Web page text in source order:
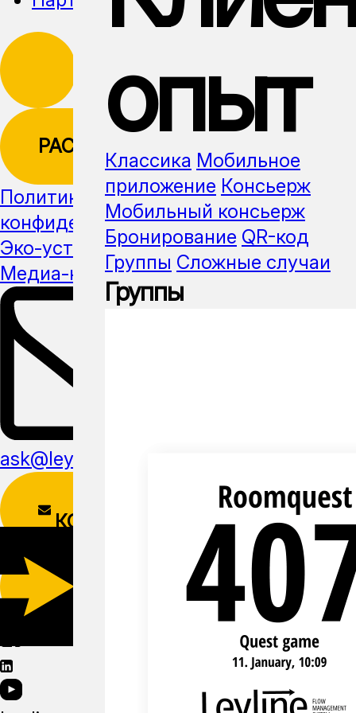
РАССЫЛКА
Политика
конфиденциальности
Эко-устойчивость
Медиа-кит
ask@leyline.li
КОНТАКТОВ
СКАЧАТЬ
МОБИЛЬНОЕ
опыт
Классика Мобильное
приложение Консьерж
Мобильный консьерж
Бронирование QR-код
Группы Сложные случаи
Группы